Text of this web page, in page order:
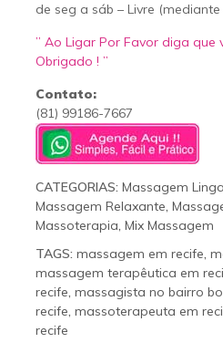
de seg a sáb – Livre
” Ao Ligar Por Favor diga que
Obrigado ! ”
Contato:
(81) 99186-7667
CATEGORIAS: Massagem
Massagem Relaxante,
Massoterapia, Mix Massagem
TAGS: massagem em recife,
massagem terapêutica em
recife, massagista no bairro
recife, massoterapeuta em
recife